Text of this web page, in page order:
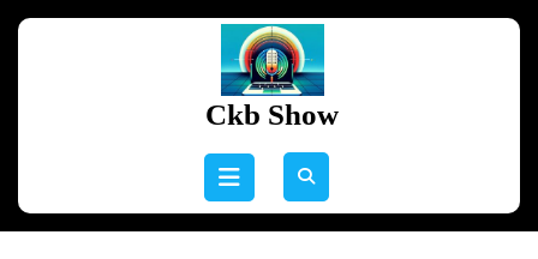
Ckb Show
Open